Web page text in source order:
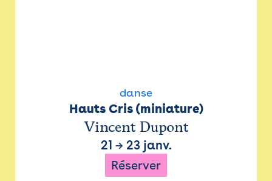
danse
Hauts Cris (miniature)
Vincent Dupont
21 → 23 janv.
Réserver